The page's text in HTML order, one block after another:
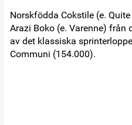
Norskfödda Cokstile (e.
Arazi Boko (e. Varenne) från
av det klassiska
Communi (154.000).